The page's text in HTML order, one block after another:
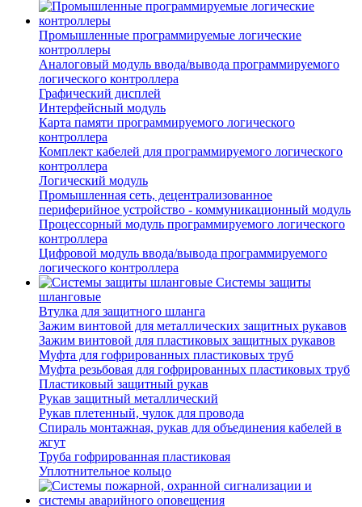
Промышленные программируемые логические
контроллеры
Аналоговый модуль ввода/вывода программируемого
логического контроллера
Графический дисплей
Интерфейсный модуль
Карта памяти программируемого логического
контроллера
Комплект кабелей для программируемого логического
контроллера
Логический модуль
Промышленная сеть, децентрализованное
периферийное устройство - коммуникационный модуль
Процессорный модуль программируемого логического
контроллера
Цифровой модуль ввода/вывода программируемого
логического контроллера
Системы защиты
шланговые
Втулка для защитного шланга
Зажим винтовой для металлических защитных рукавов
Зажим винтовой для пластиковых защитных рукавов
Муфта для гофрированных пластиковых труб
Муфта резьбовая для гофрированных пластиковых труб
Пластиковый защитный рукав
Рукав защитный металлический
Рукав плетенный, чулок для провода
Спираль монтажная, рукав для объединения кабелей в
жгут
Труба гофрированная пластиковая
Уплотнительное кольцо